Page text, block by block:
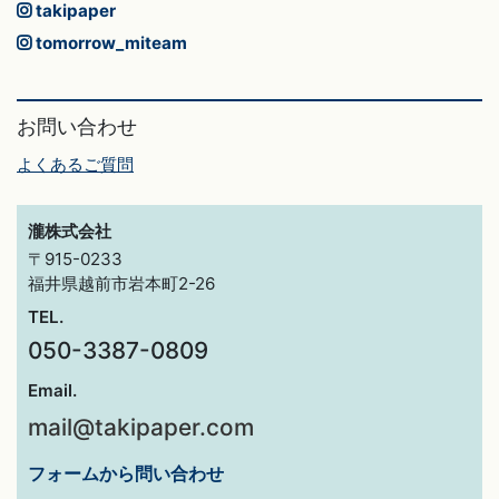
takipaper
tomorrow_miteam
お問い合わせ
よくあるご質問
瀧株式会社
〒915-0233
福井県越前市岩本町2-26
TEL.
050-3387-0809
Email.
mail@takipaper.com
フォームから問い合わせ